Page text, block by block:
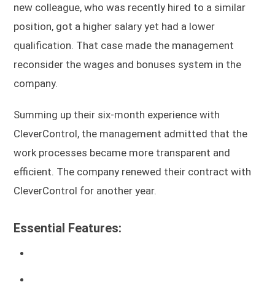
new colleague, who was recently hired to a similar
position, got a higher salary yet had a lower
qualification. That case made the management
reconsider the wages and bonuses system in the
company.
Summing up their six-month experience with
CleverControl, the management admitted that the
work processes became more transparent and
efficient. The company renewed their contract with
CleverControl for another year.
Essential Features: